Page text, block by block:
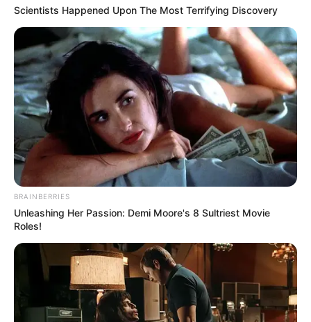
Scientists Happened Upon The Most Terrifying Discovery
BRAINBERRIES
Unleashing Her Passion: Demi Moore's 8 Sultriest Movie
Roles!